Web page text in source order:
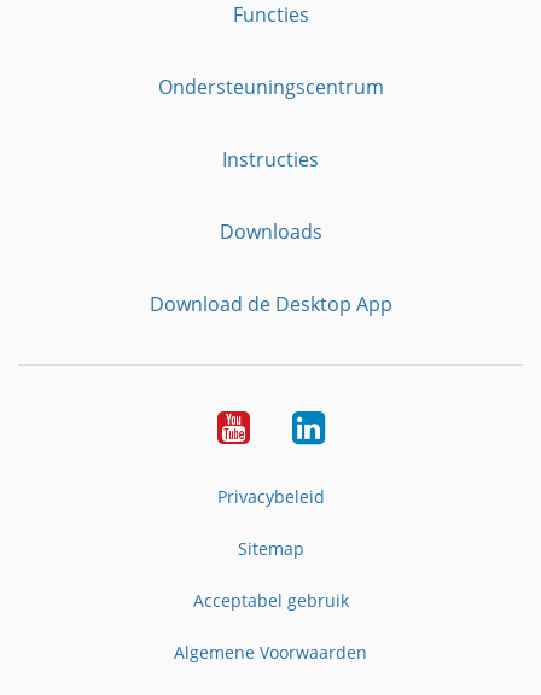
Functies
Ondersteuningscentrum
Instructies
Downloads
Download de Desktop App
YouTubeLinkedIn
Privacybeleid
Sitemap
Acceptabel gebruik
Algemene Voorwaarden